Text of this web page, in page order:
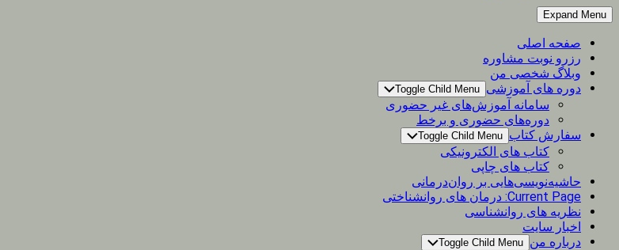
Expand Menu
صفحه اصلی
رزرو نوبت مشاوره
وبلاگ شخصی من
دوره های آموزشی Toggle Child Menu
سامانه آموزش‌های غیر حضوری
دوره‌های حضوری و برخط
سفارش کتاب Toggle Child Menu
کتاب های الکترونیکی
کتاب های چاپی
حاشیه‌نویسی‌هایی بر روان‌درمانی
Current Page: درمان های روانشناختی
نظریه های روانشناسی
اخبار سایت
درباره من Toggle Child Menu